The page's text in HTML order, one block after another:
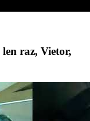
raz, Vietor,